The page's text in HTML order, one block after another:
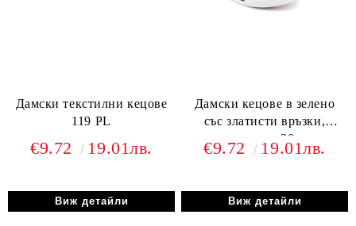
Дамски текстилни кецове
119 PL
€9.72 19.01лв.
Виж детайли
Дамски кецове в зелено
със златисти връзки,
модел y-30.
€9.72 19.01лв.
Виж детайли